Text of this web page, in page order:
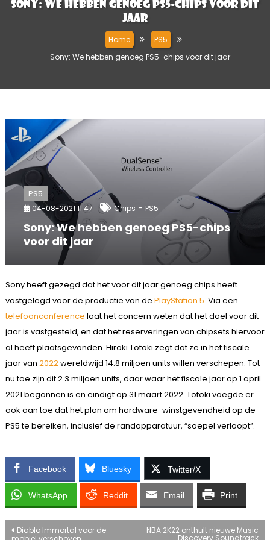
Sony: We hebben genoeg PS5-chips voor dit
jaar
Home
PS5
Sony: We hebben genoeg PS5-chips voor dit jaar
PS5
04-08-2021 11:47 Chips - PS5
Sony: We hebben genoeg PS5-chips
voor dit jaar
Sony heeft gezegd dat het voor dit jaar genoeg chips heeft
vastgelegd voor de productie van de PlayStation 5. Via een
telefoonconference laat het concern weten dat het doel voor dit
jaar is vastgesteld, en dat het reserveringen van chipsets hiervoor
al heeft plaatsgevonden. Hiroki Totoki zegt dat ze in het fiscale
jaar van 2022wereldwijd 14.8 miljoen units willen verschepen. Tot
nu toe zijn dit 2.3 miljoen units, daar waar het fiscale jaar op 1 april
2021 begonnen is en eindigt op 31 maart 2022. Totoki voegde er
ook aan toe dat het plan om hardware-winstgevendheid op de
PS5 te bereiken, inclusief de randapparatuur, “soepel verloopt”.
Facebook Bluesky Twitter/X
WhatsApp Reddit Email Print
Bericht
Diablo Immortal voor de
NBA 2K22 onthult nieuwe Music
Discovery Soundtrack